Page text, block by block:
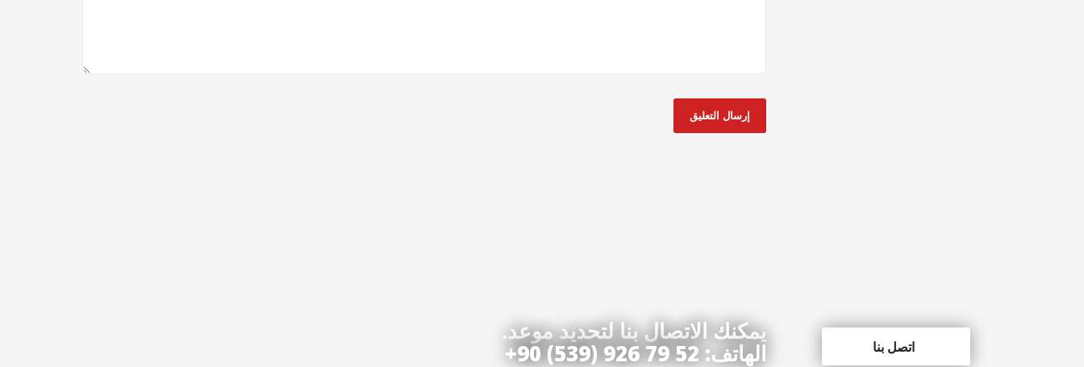
يمكنك الاتصال بنا لتحديد موعد.
الهاتف: +90 (539) 926 79 52 اتصل بنا